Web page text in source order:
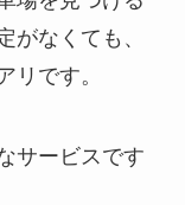
がなくても、
リです。
サービスです